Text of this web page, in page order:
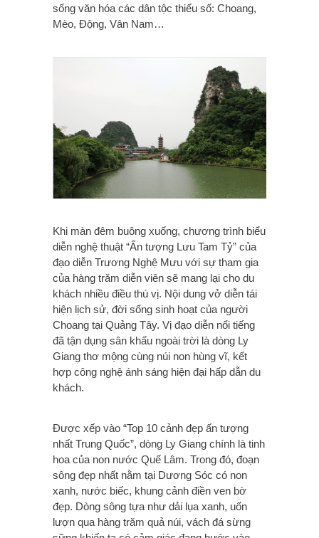
sống văn hóa các dân tộc thiểu số: Choang,
Mèo, Động, Vân Nam…
Khi màn đêm buông xuống, chương trình biểu
diễn nghệ thuật “Ấn tượng Lưu Tam Tỷ” của
đạo diễn Trương Nghệ Mưu với sự tham gia
của hàng trăm diễn viên sẽ mang lại cho du
khách nhiều điều thú vị. Nội dung vở diễn tái
hiện lịch sử, đời sống sinh hoạt của người
Choang tại Quảng Tây. Vị đạo diễn nổi tiếng
đã tận dụng sân khấu ngoài trời là dòng Ly
Giang thơ mộng cùng núi non hùng vĩ, kết
hợp công nghệ ánh sáng hiện đại hấp dẫn du
khách.
Được xếp vào “Top 10 cảnh đẹp ấn tượng
nhất Trung Quốc”, dòng Ly Giang chính là tinh
hoa của non nước Quế Lâm. Trong đó, đoạn
sông đẹp nhất nằm tại Dương Sóc có non
xanh, nước biếc, khung cảnh điền ven bờ
đẹp. Dòng sông tựa như dải lụa xanh, uốn
lượn qua hàng trăm quả núi, vách đá sừng